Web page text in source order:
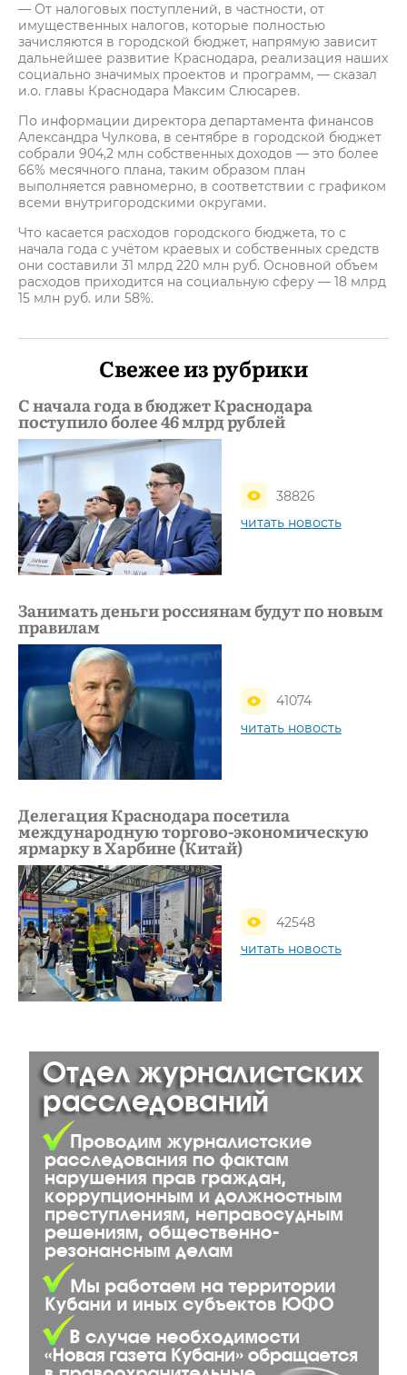
— От налоговых поступлений, в частности, от
имущественных налогов, которые полностью
зачисляются в городской бюджет, напрямую зависит
дальнейшее развитие Краснодара, реализация наших
социально значимых проектов и программ, — сказал
и.о. главы Краснодара Максим Слюсарев.
По информации директора департамента финансов
Александра Чулкова, в сентябре в городской бюджет
собрали 904,2 млн собственных доходов — это более
66% месячного плана, таким образом план
выполняется равномерно, в соответствии с графиком
всеми внутригородскими округами.
Что касается расходов городского бюджета, то с
начала года с учётом краевых и собственных средств
они составили 31 млрд 220 млн руб. Основной объем
расходов приходится на социальную сферу — 18 млрд
15 млн руб. или 58%.
Свежее из рубрики
С начала года в бюджет Краснодара
поступило более 46 млрд рублей
38826
читать новость
Занимать деньги россиянам будут по новым
правилам
41074
читать новость
Делегация Краснодара посетила
международную торгово-экономическую
ярмарку в Харбине (Китай)
42548
читать новость